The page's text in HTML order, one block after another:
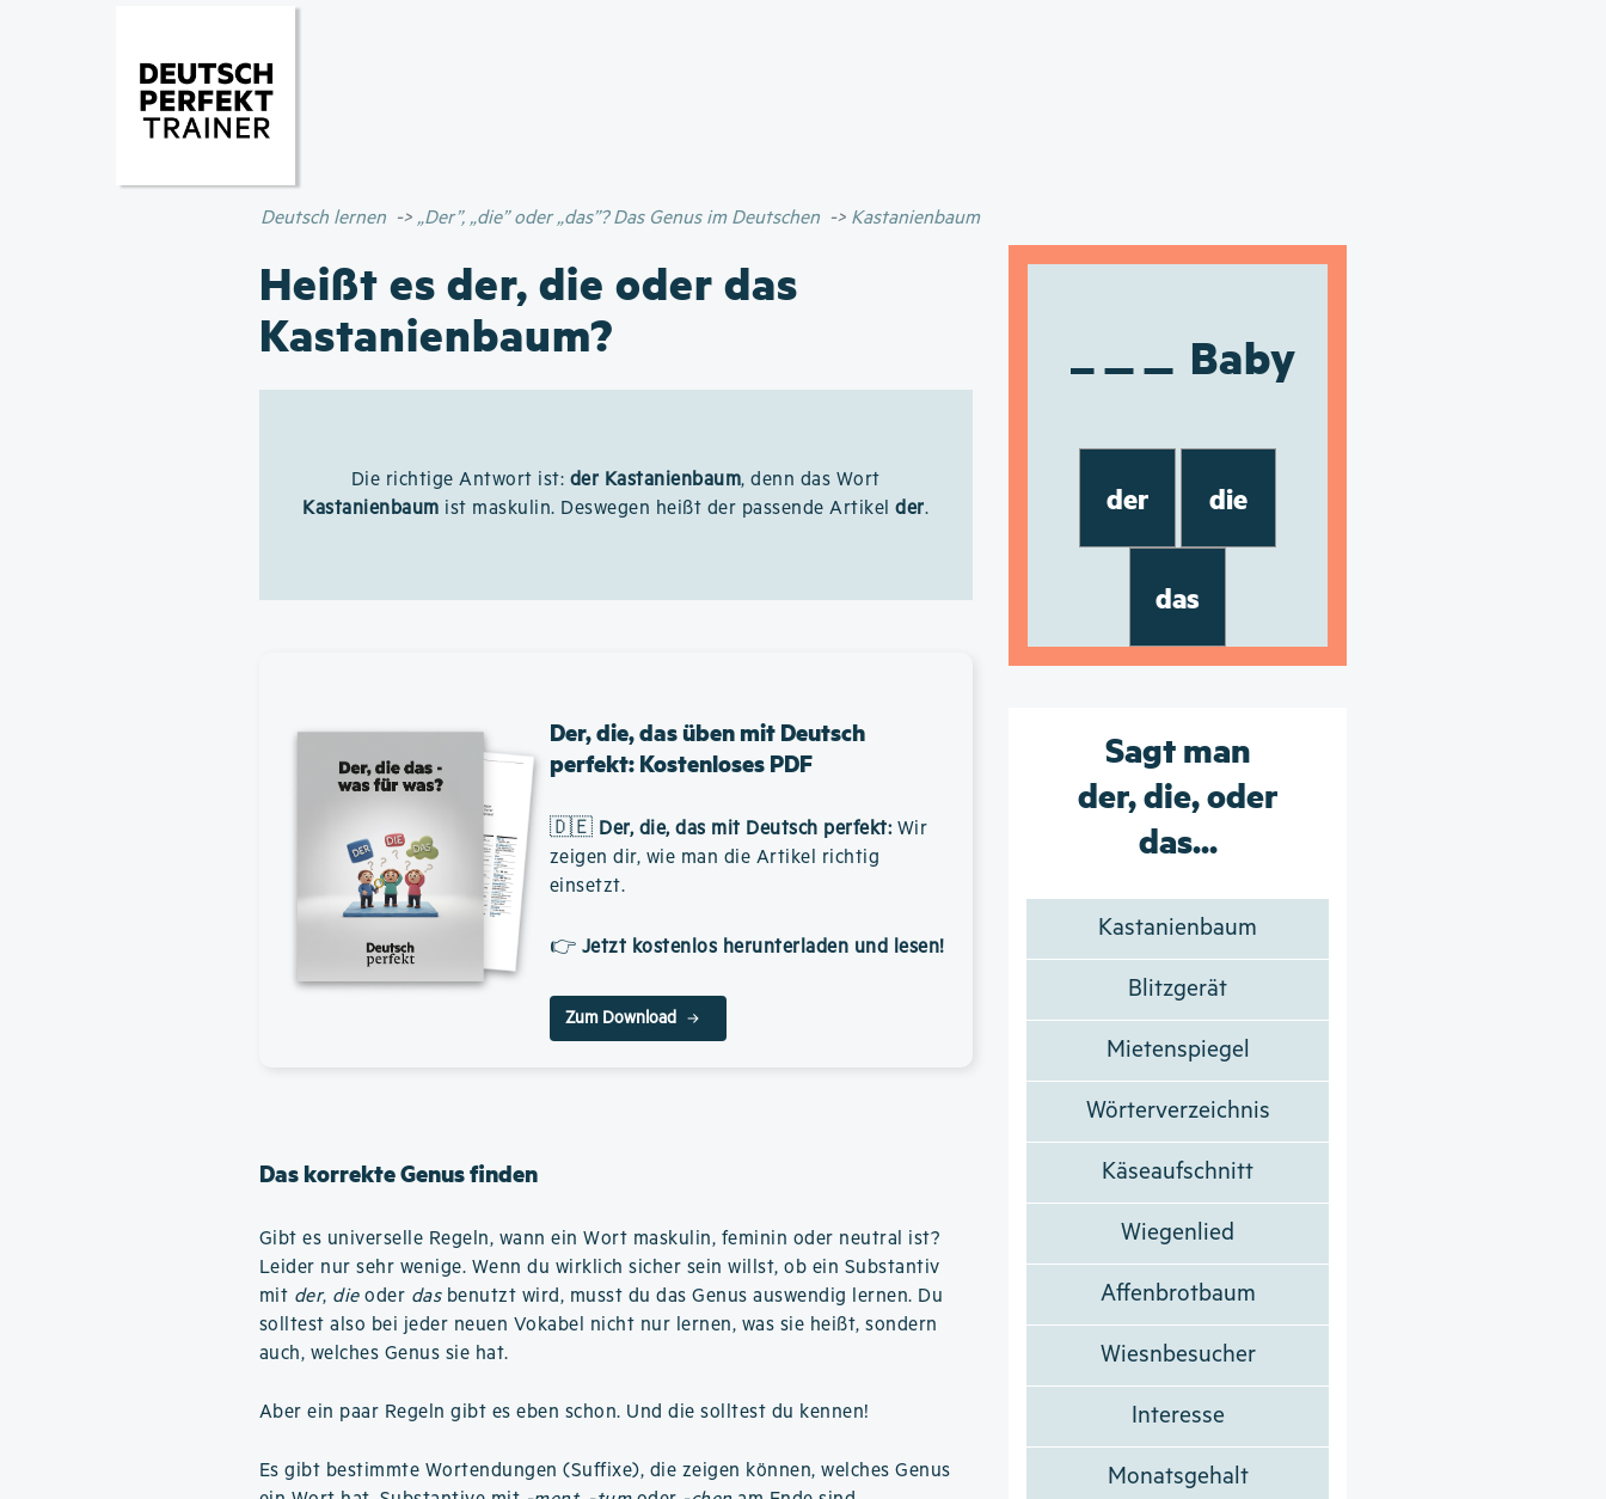
Deutsch lernen „Der”, „die” oder „das”? Das Genus im Deutschen Kastanienbaum
Heißt es der, die oder das
Kastanienbaum?
Die richtige Antwort ist: der Kastanienbaum, denn das Wort
Kastanienbaum ist maskulin. Deswegen heißt der passende Artikelder.
Der, die, das üben mit Deutsch
perfekt: Kostenloses PDF
🇩🇪 Der, die, das mit Deutsch perfekt: Wir
zeigen dir, wie man die Artikel richtig
einsetzt.
👉 Jetzt kostenlos herunterladen und lesen!
Zum Download
Das korrekte Genus finden
Gibt es universelle Regeln, wann ein Wort maskulin, feminin oder neutral ist?
Leider nur sehr wenige. Wenn du wirklich sicher sein willst, ob ein Substantiv
mit der, dieoder dasbenutzt wird, musst du das Genus auswendig lernen. Du
solltest also bei jeder neuen Vokabel nicht nur lernen, was sie heißt, sondern
auch, welches Genus sie hat.
Aber ein paar Regeln gibt es eben schon. Und die solltest du kennen!
Es gibt bestimmte Wortendungen (Suffixe), die zeigen können, welches Genus
Baby
der die
das
Sagt man
der, die, oder
das...
Kastanienbaum
Blitzgerät
Mietenspiegel
Wörterverzeichnis
Käseaufschnitt
Wiegenlied
Affenbrotbaum
Wiesnbesucher
Interesse
Monatsgehalt